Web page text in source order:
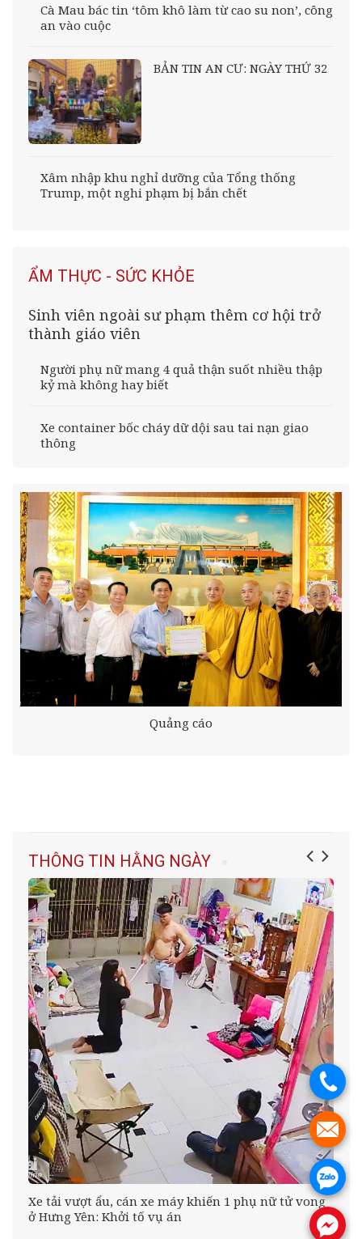
Cà Mau bác tin ‘tôm khô làm từ cao su non’, công
an vào cuộc
BẢN TIN AN CƯ: NGÀY THỨ 32
Xâm nhập khu nghỉ dưỡng của Tổng thống
Trump, một nghi phạm bị bắn chết
ẨM THỰC - SỨC KHỎE
Sinh viên ngoài sư phạm thêm cơ hội trở
thành giáo viên
Người phụ nữ mang 4 quả thận suốt nhiều thập
kỷ mà không hay biết
Xe container bốc cháy dữ dội sau tai nạn giao
thông
Quảng cáo
THÔNG TIN HẰNG NGÀY
Xe tải vượt ẩu, cán xe máy khiến 1 phụ nữ tử vong
ở Hưng Yên: Khởi tố vụ án
.
.
.
.